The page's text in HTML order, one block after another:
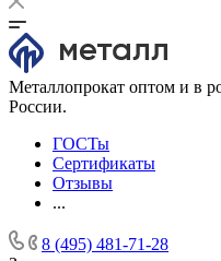
Металлопрокат оптом и в
России.
ГОСТы
Сертификаты
Отзывы
...
8 (495) 481-71-28